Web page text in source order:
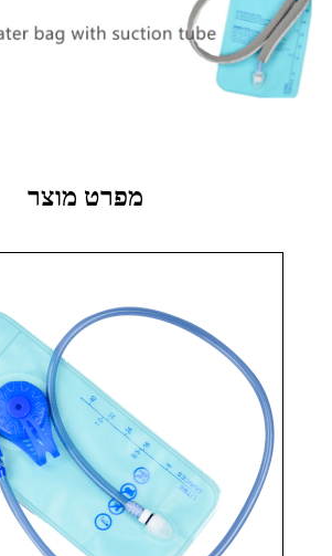
מפרט מוצר